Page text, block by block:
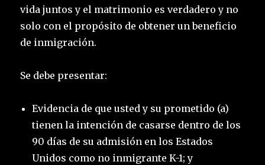
vida juntos y el matrimonio es verdadero y no
solo con el propósito de obtener un beneficio
de inmigración.
Se debe presentar:
Evidencia de que usted y su prometido (a)
tienen la intención de casarse dentro de los
90 días de su admisión en los Estados
Unidos como no inmigrante K-1; y